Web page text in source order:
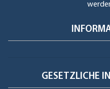
GESETZLICHE